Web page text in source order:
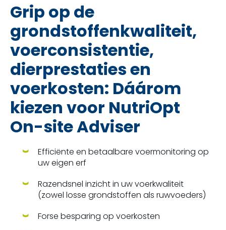
Grip op de
grondstoffenkwaliteit,
voerconsistentie,
dierprestaties en
voerkosten: Dáárom
kiezen voor NutriOpt
On-site Adviser
Efficiënte en betaalbare voermonitoring op
uw eigen erf
Razendsnel inzicht in uw voerkwaliteit
(zowel losse grondstoffen als ruwvoeders)
Forse besparing op voerkosten